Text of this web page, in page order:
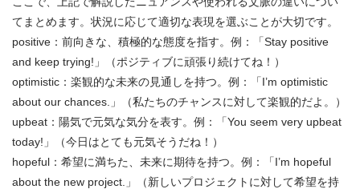
てまとめます。状況に応じて適切な表現を選ぶことが大切です。
positive：前向きな、積極的な態度を指す。例：「Stay positive
and keep trying!」（ポジティブに頑張り続けてね！）
optimistic：楽観的な未来の見通しを持つ。例：「I’m optimistic
about our chances.」（私たちのチャンスに対して楽観的だよ。）
upbeat：陽気で元気な気分を表す。例：「You seem very upbeat
today!」（今日はとても元気そうだね！）
hopeful：希望に満ちた、未来に期待を持つ。例：「I’m hopeful
about the new project.」（新しいプロジェクトに対して希望を持